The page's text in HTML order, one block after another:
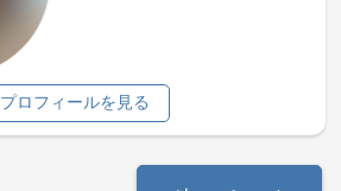
プロフィールを見る